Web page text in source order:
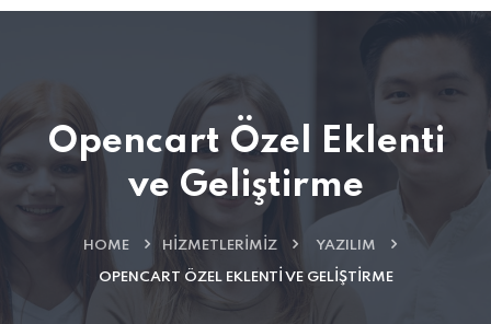
Opencart Özel Eklenti
ve Geliştirme
HOME HIZMETLERIMIZ YAZILIM
OPENCART ÖZEL EKLENTI VE GELIŞTIRME